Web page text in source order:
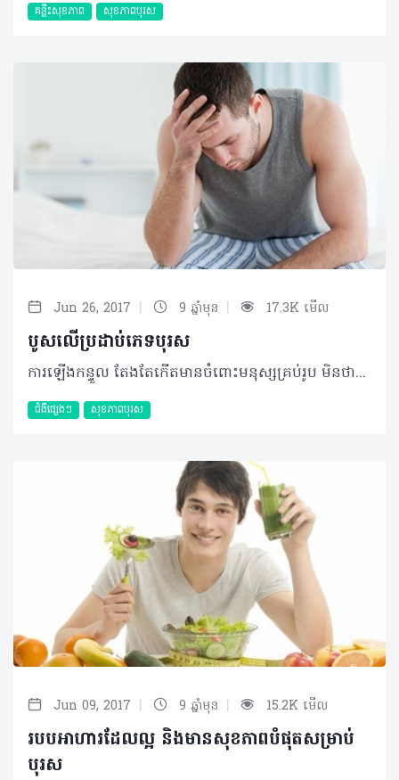
គន្លឹះសុខភាព សុខភាពបុរស
Jun 26, 2017 | 9 ឆ្នាំមុន | 17.3K មើល
បូសលើប្រដាប់ភេទបុរស
ការឡើងកន្ទួល តែងតែកើតមានចំពោះមនុស្សគ្រប់រូប មិនថាប្រុស ឬស្រីនោះទេ ប៉ុន្តែកន្ទួលខ្លះក៏បាត់ទៅវិញដោយខ្លួនឯង ហើយខ្លះទៀតបែរជាមានខ្ទុះ និងត្រូវការព្យាបាលដោយខានមិនបាន តួយ៉ាងដូចជា ការកើតបូស។ បូសនេះទៀតសោត មានកើតនៅគ្រប់កន្លែងនៃរាងកាយ​របស់យើង តែអ្វីដែលជាកង្វល់ខ្លាំងនោះគឺ វាលេចឡើងនៅលើប្រដាប់ភេទរបស់មិត្តបុរសយើង។ បូស ជាអ្វី? បូស ជាប្រភេទជំងឺសើស្បែកម្យ៉ាងដែលបង្កឡើងដោយមេរោគ​ ប្រភេទបាក់តេរីឈ្មោះ Staphylococcus (ស្ដាហ្វីឡូសកូក)។​​ បូសអាចកើតមាន​ នៅលើមនុស្សគ្រប់វ័យ និងគ្រប់ទីកន្លែងទាំងអស់នៃរាងកាយមនុស្ស។ ជំហានដំបូង បូសចាប់ផ្ដើមដោយការរលាកគល់រោមតូចៗ រួចបន្ដស៊ីទៅខាងក្នុង ហើយបង្កជាដុំតូចមួយមានខ្ទុះ។ បូសអាចឆ្លងពីមនុស្សម្នាក់ទៅមនុស្សម្នាក់ទៀតតាមរយៈការប៉ះពាល់ជាមួយ ទឹករងៃ ឬខ្ទុះដែលមានមេរោគនៅក្នុងនោះ។ ជាទូទៅបូសមានពីរប្រភេទគឺៈ • បូសមុខច្រើន ឬហៅថា Caruncle (ខារាំងខល) • បូសមុខមួយ ឬហៅថា Furuncle (ហ្វុយរាំងខល)។ មូលហេតុ មូលហេតុ ដែលនាំឲ្យកើតជំងឺបូសនៅត្រង់ប្រដាប់ភេទនោះ គឺបណ្ដាលមកពីភាពខ្វះអនាម័យ ពេលដែលលោកអ្នកស្លៀកពាក់ខោអាវមិនបានស្អាត ទើបបណ្ដាលឲ្យជាប់មេរោគស្ដាហ្វីឡូកូក​ មកជាមួយខោអាវ ជាពិសេសខោទ្រនាប់ ហើយមានប៉ះផ្ទាល់ជាមួយស្បែក បន្ទាប់មកក៏រោលទៅជាបូស។ ប្រសិនបើលោកអ្នកកើតបូស ហើយយកដៃទៅអេះកន្លែងផ្សេងៗ មេរោគស្ដាហ្វីឡូកូកអាចនឹងរោលទៅកន្លែងនោះតាមរយៈក្រចកដៃបាន។ ផលប៉ះពាល់ ចំពោះ អ្នកកើតជំងឺបូសនេះ ប្រសិនបើការថែទាំ និងការព្យាបាលមិនបានត្រឹមត្រូវទេ មេរោគ Staphylococcus (ស្ដាហ្វីឡូកូក) នឹងរីករាលដាលពីកន្លែងមួយទៅកន្លែងមួយទៀត ដែលធ្វើឱ្យអ្នកកើតបូសមានការឈឺចុកចាប់។ លោកអ្នកដែលព្យាបាលមិនបានត្រឹមត្រូវ និងទាន់ពេលវេលា​នោះ មេរោគ Staphylococcus (ស្ដាហ្វីឡូកូក) នឹងរាលដាលដល់ក្នុងឈាម​ ហើយបង្កើត​បានជាមេរោគក្នុងឈាម និងធ្វើឱ្យជំងឺបូសកើតហើយបាត់ទៅវិញ រួចកើតម្ដងទៀត (កើតច្រើនលើកច្រើនសារ) មិនងាយជាទេ និងបង្កើតបានជាសម្លាកជាច្រើនកន្លែង ធ្វើឲ្យខូចសោភ័ណភាពស្បែក។ ការការពារ វិធីការពារដែលប្រសើរបំផុតគឺ លោកអ្នកត្រូវចេះអនាម័យខ្លួនប្រាណ ពិសេសត្រូវឧស្សាហ៍កាត់ក្រចកដៃ ជើង ឲ្យបានខ្លី​ និងទៀងទាត់ ចៀសវាង កុំឲ្យមេរោគទាំងឡាយ មកសម្ងំទុំនៅក្នុងក្រចក​ ងាយនឹងបង្ករោគ។ ប្រសិនបើមានការកើតបូសនៅត្រង់កន្លែងប្រដាប់ភេទ ឬនៅកន្លែងផ្សេងៗទៀត លោកអ្នកគួរតែមកជួបគ្រូពេទ្យឯកទេសច្បាស់លាស់ ដើម្បីពិនិត្យ និងព្យាបាលឲ្យបានត្រឹមត្រូវ កុំឲ្យកើតឡើងម្ដងហើយម្ដងទៀត។ ©2017 រក្សាសិទ្ធិគ្រប់យ៉ាង​ដោយ Health Time Corporation ចំពោះគ្រប់អត្ថបទដោយគ្មានផ្នែកណាមួយត្រូវបោះពុម្ពផ្សាយចូល ប្រព័ន្ធអ៊ីនធឺណែត ឧបករណ៍អេឡិចត្រូនិក អាត់ជាសំឡេងឬថតចំលងគ្រប់រូបភាពដោយគ្មានការអនុញ្ញាតឡើយ។
ជំងឺផ្សេងៗ សុខភាពបុរស
Jun 09, 2017 | 9 ឆ្នាំមុន | 15.2K មើល
របបអាហារដែលល្អ និងមានសុខភាពបំផុតសម្រាប់
បុរស